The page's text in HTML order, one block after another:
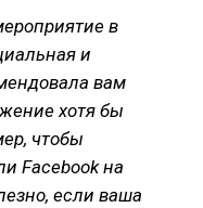
в
и
вам
хотя бы
чтобы
Facebook на
если ваша